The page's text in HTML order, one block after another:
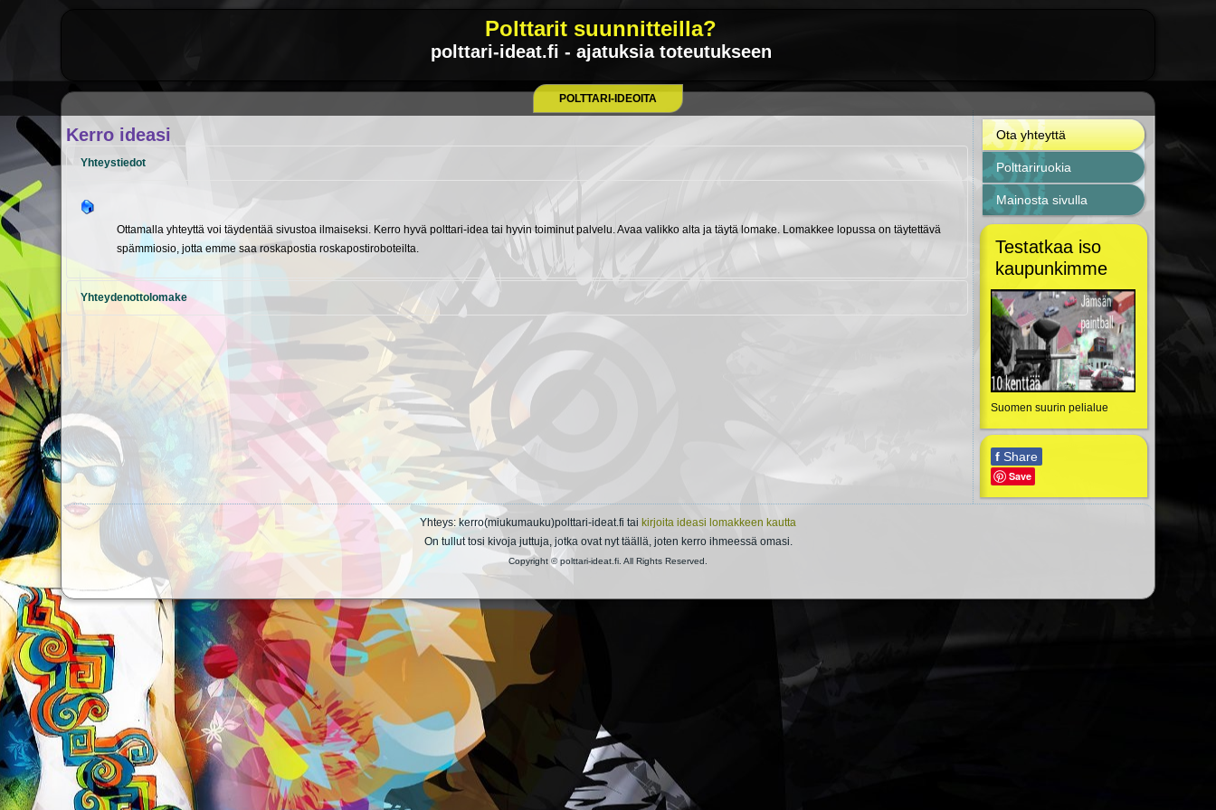
Polttarit suunnitteilla?
polttari-ideat.fi - ajatuksia toteutukseen
POLTTARI-IDEOITA
Kerro ideasi
Yhteystiedot
Ottamalla yhteyttä voi täydentää sivustoa ilmaiseksi. Kerro hyvä polttari-idea tai hyvin toiminut palvelu. Avaa valikko alta ja täytä lomake. Lomakkee lopussa on täytettävä
spämmiosio, jotta emme saa roskapostia roskapostiroboteilta.
Yhteydenottolomake
Nimi
Sähköposti
Aihe *
Viesti
Lähetä kopio itsellesi (valinnainen)
Captcha
Lähetä sähköposti
Ota yhteyttä
Polttariruokia
Mainosta sivulla
Testatkaa iso
kaupunkimme
Suomen suurin pelialue
f Share
Save
Yhteys: kerro(miukumauku)polttari-ideat.fi tai kirjoita ideasi lomakkeen kautta
On tullut tosi kivoja juttuja, jotka ovat nyt täällä, joten kerro ihmeessä omasi.
Copyright © polttari-ideat.fi. All Rights Reserved.